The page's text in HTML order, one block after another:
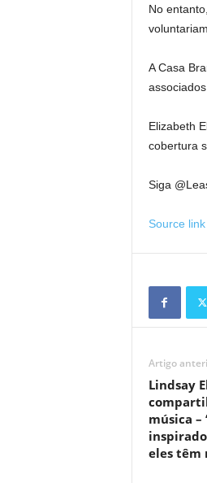
No
A Casa
Elizabeth
cobertura
Siga
Source link
Artigo
Lindsay
música –
eles têm